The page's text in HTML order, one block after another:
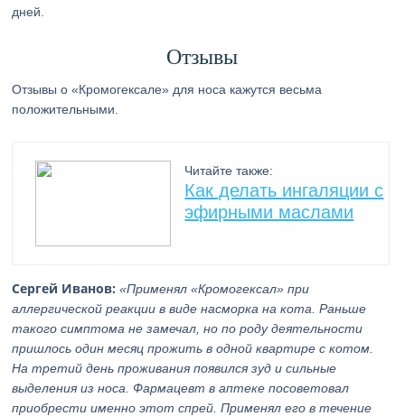
дней.
Отзывы
Отзывы о «Кромогексале» для носа кажутся весьма
положительными.
Читайте также:
Как делать ингаляции с
эфирными маслами
Сергей Иванов: «Применял «Кромогексал» при
аллергической реакции в виде насморка на кота. Раньше
такого симптома не замечал, но по роду деятельности
пришлось один месяц прожить в одной квартире с котом.
На третий день проживания появился зуд и сильные
выделения из носа. Фармацевт в аптеке посоветовал
приобрести именно этот спрей. Применял его в течение